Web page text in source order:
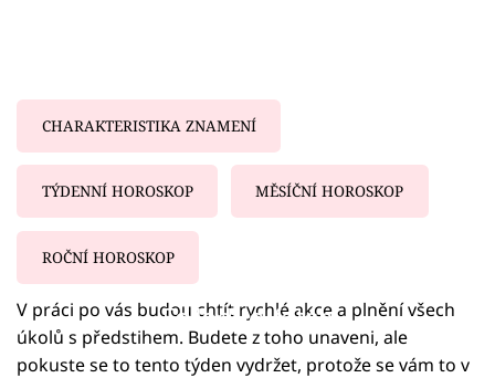
Sledujte nás
CHARAKTERISTIKA ZNAMENÍ
TÝDENNÍ HOROSKOP MĚSÍČNÍ HOROSKOP
ROČNÍ HOROSKOP
Failed to fetch
V práci po vás budou chtít rychlé akce a plnění všech
úkolů s předstihem. Budete z toho unaveni, ale
pokuste se to tento týden vydržet, protože se vám to v